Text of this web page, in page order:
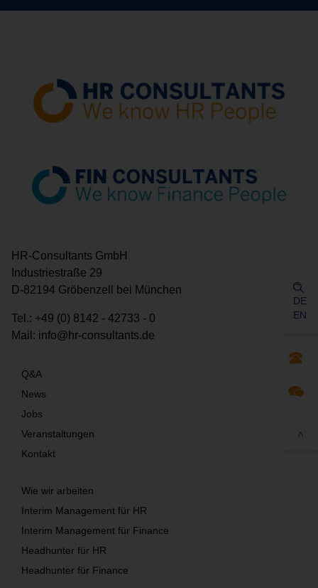
DE
EN
>
HR-Consultants GmbH
Industriestraße 29
D-82194 Gröbenzell bei München
Tel.: +49 (0) 8142 - 42733 - 0
Mail: info@hr-consultants.de
Q&A
News
Jobs
Veranstaltungen
Kontakt
Wie wir arbeiten
Interim Management für HR
Interim Management für Finance
Headhunter für HR
Headhunter für Finance